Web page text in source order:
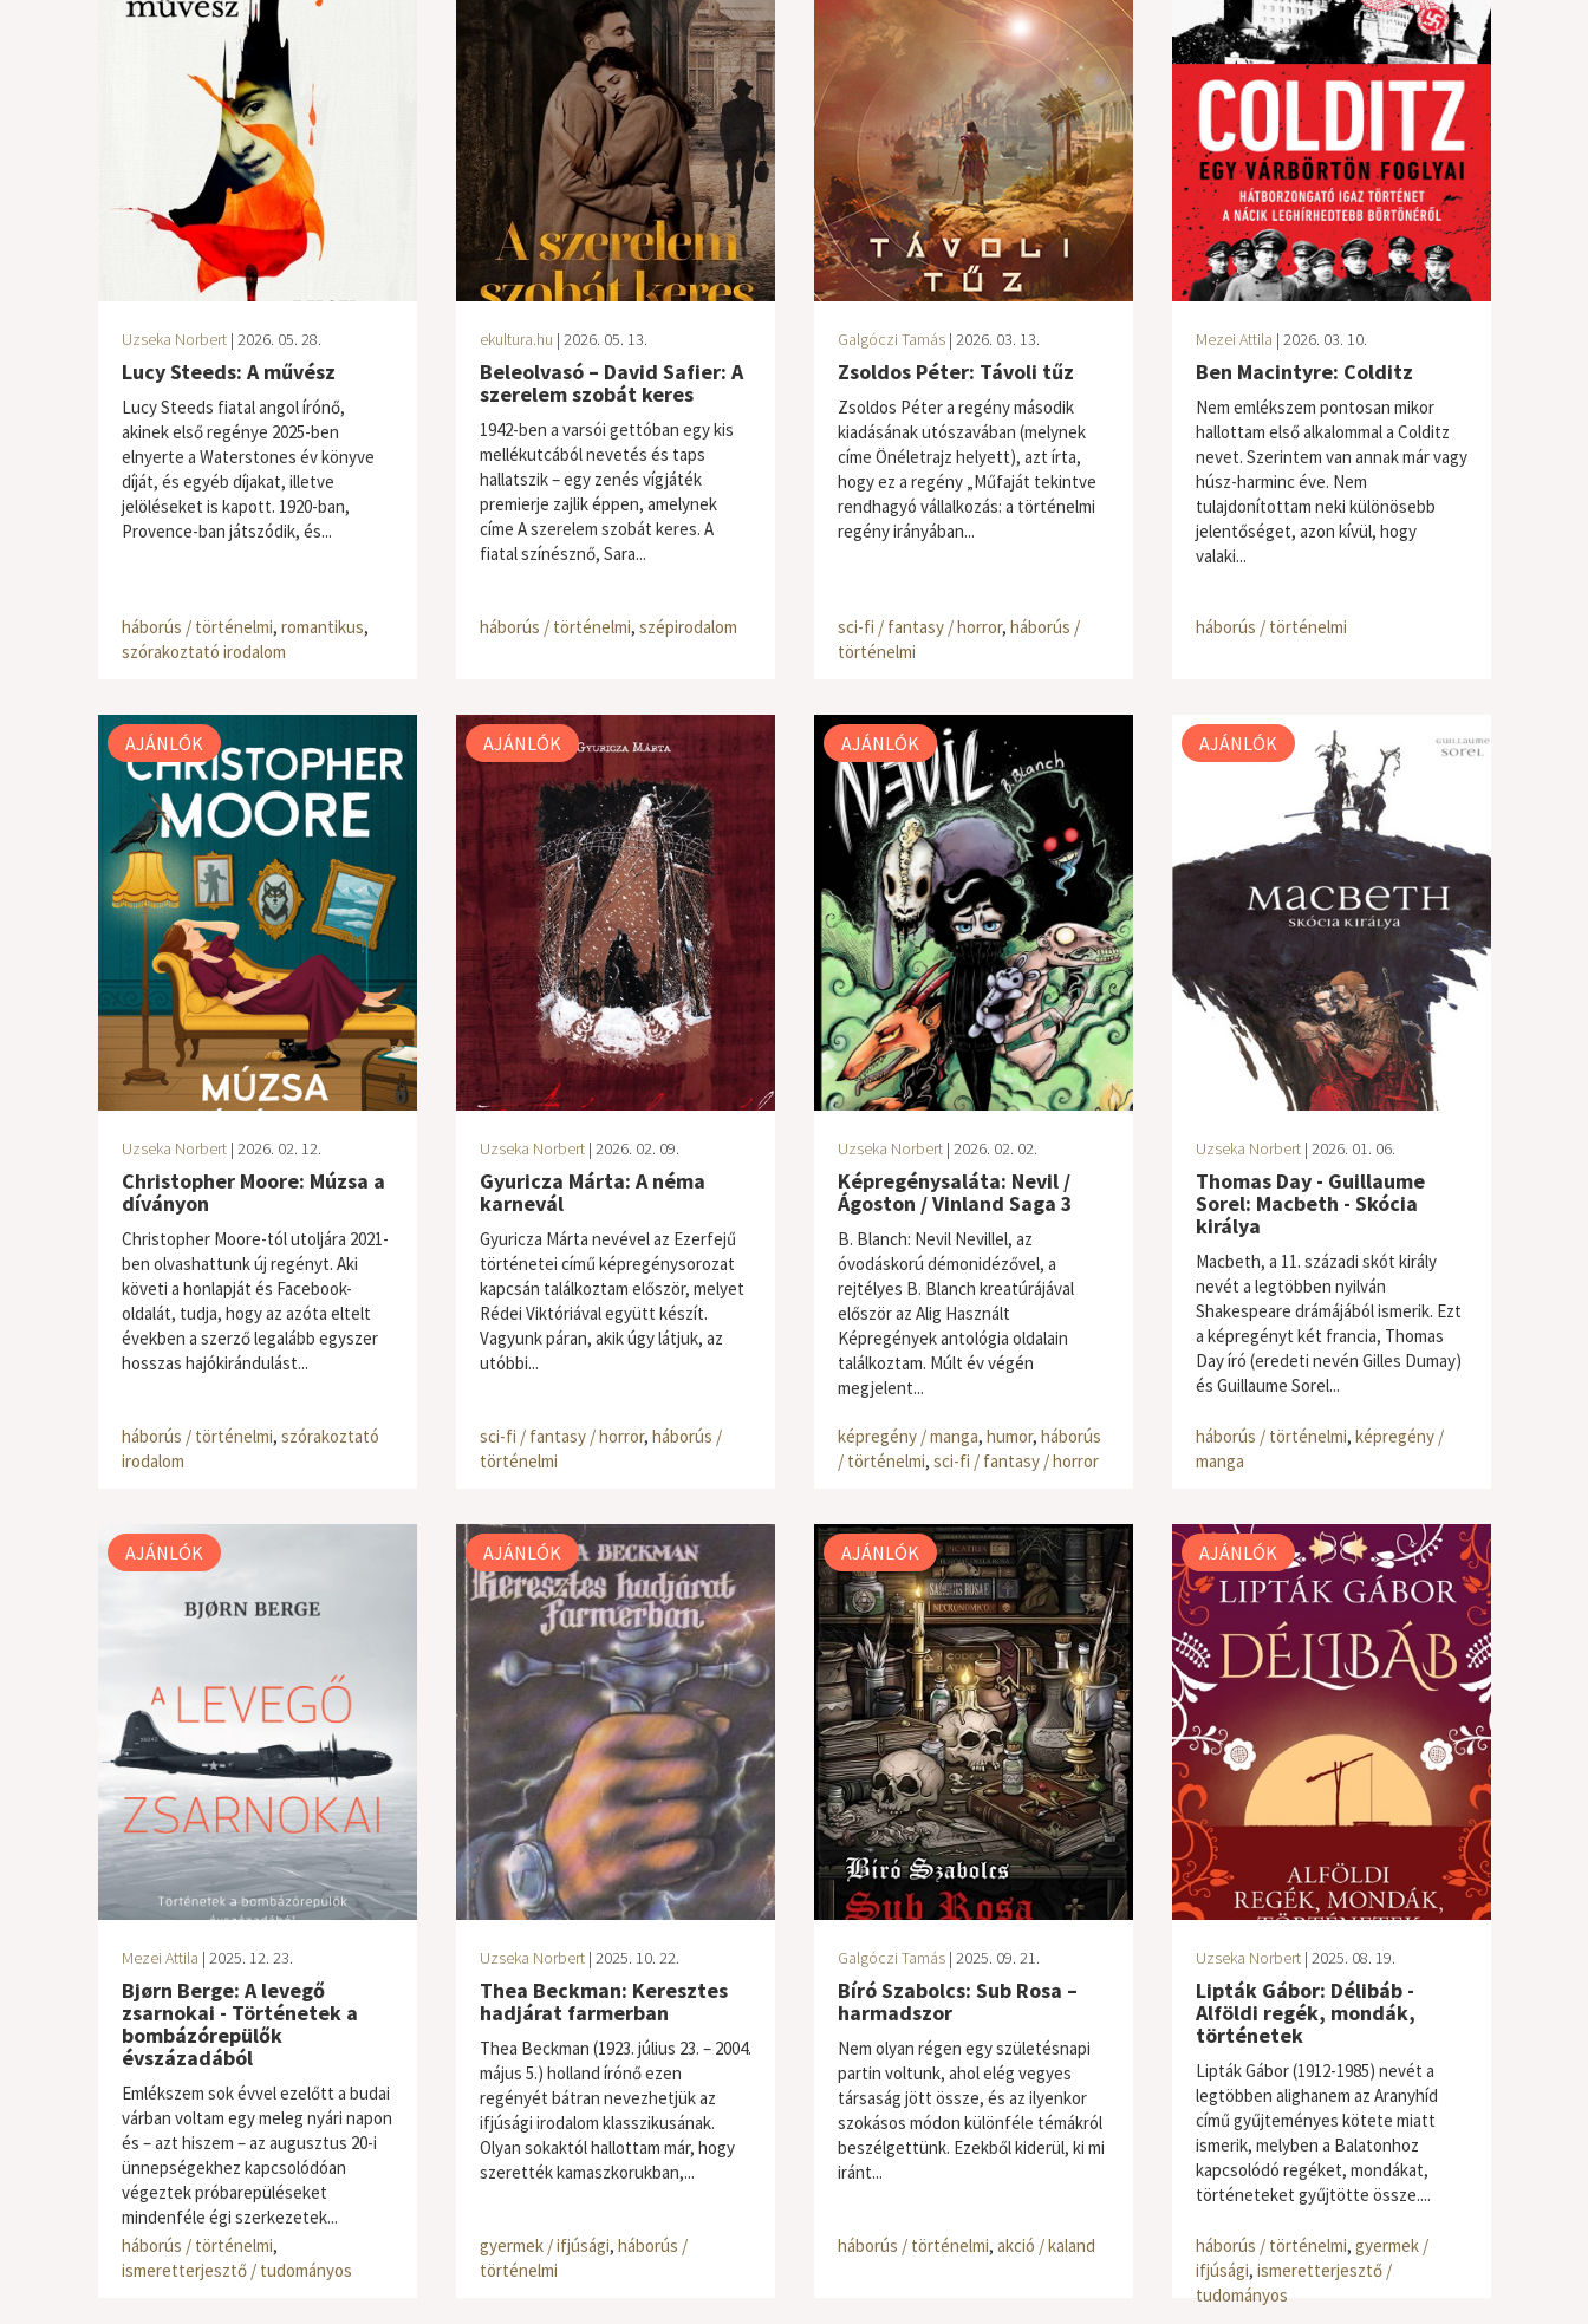
Uzseka Norbert| 2026. 05. 28.
Lucy Steeds: A művész
Lucy Steeds fiatal angol írónő,
akinek első regénye 2025-ben
elnyerte a Waterstones év könyve
díját, és egyéb díjakat, illetve
jelöléseket is kapott. 1920-ban,
Provence-ban játszódik, és...
háborús / történelmi, romantikus,
szórakoztató irodalom
ekultura.hu | 2026. 05. 13.
Beleolvasó – David Safier: A
szerelem szobát keres
1942-ben a varsói gettóban egy kis
mellékutcából nevetés és taps
hallatszik – egy zenés vígjáték
premierje zajlik éppen, amelynek
címe A szerelem szobát keres. A
fiatal színésznő, Sara...
háborús / történelmi, szépirodalom
Galgóczi Tamás| 2026. 03. 13.
Zsoldos Péter: Távoli tűz
Zsoldos Péter a regény második
kiadásának utószavában (melynek
címe Önéletrajz helyett), azt írta,
hogy ez a regény „Műfaját tekintve
rendhagyó vállalkozás: a történelmi
regény irányában...
sci-fi / fantasy / horror, háborús /
történelmi
Mezei Attila | 2026. 03. 10.
Ben Macintyre: Colditz
Nem emlékszem pontosan mikor
hallottam első alkalommal a Colditz
nevet. Szerintem van annak már vagy
húsz-harminc éve. Nem
tulajdonítottam neki különösebb
jelentőséget, azon kívül, hogy
valaki...
háborús / történelmi
AJÁNLÓK
Uzseka Norbert| 2026. 02. 12.
Christopher Moore: Múzsa a
díványon
Christopher Moore-tól utoljára 2021-
ben olvashattunk új regényt. Aki
követi a honlapját és Facebook-
oldalát, tudja, hogy az azóta eltelt
években a szerző legalább egyszer
hosszas hajókirándulást...
háborús / történelmi, szórakoztató
irodalom
AJÁNLÓK
Uzseka Norbert| 2026. 02. 09.
Gyuricza Márta: A néma
karnevál
Gyuricza Márta nevével az Ezerfejű
történetei című képregénysorozat
kapcsán találkoztam először, melyet
Rédei Viktóriával együtt készít.
Vagyunk páran, akik úgy látjuk, az
utóbbi...
sci-fi / fantasy / horror, háborús /
történelmi
AJÁNLÓK
Uzseka Norbert| 2026. 02. 02.
Képregénysaláta: Nevil /
Ágoston / Vinland Saga 3
B. Blanch: Nevil Nevillel, az
óvodáskorú démonidézővel, a
rejtélyes B. Blanch kreatúrájával
először az Alig Használt
Képregények antológia oldalain
találkoztam. Múlt év végén
megjelent...
képregény / manga, humor, háborús
/ történelmi, sci-fi / fantasy / horror
AJÁNLÓK
Uzseka Norbert| 2026. 01. 06.
Thomas Day - Guillaume
Sorel: Macbeth - Skócia
királya
Macbeth, a 11. századi skót király
nevét a legtöbben nyilván
Shakespeare drámájából ismerik. Ezt
a képregényt két francia, Thomas
Day író (eredeti nevén Gilles Dumay)
és Guillaume Sorel...
háborús / történelmi, képregény /
manga
AJÁNLÓK
Mezei Attila | 2025. 12. 23.
Bjørn Berge: A levegő
zsarnokai - Történetek a
bombázórepülők
évszázadából
Emlékszem sok évvel ezelőtt a budai
várban voltam egy meleg nyári napon
és – azt hiszem – az augusztus 20-i
ünnepségekhez kapcsolódóan
végeztek próbarepüléseket
mindenféle égi szerkezetek...
háborús / történelmi,
ismeretterjesztő / tudományos
AJÁNLÓK
Uzseka Norbert| 2025. 10. 22.
Thea Beckman: Keresztes
hadjárat farmerban
Thea Beckman (1923. július 23. – 2004.
május 5.) holland írónő ezen
regényét bátran nevezhetjük az
ifjúsági irodalom klasszikusának.
Olyan sokaktól hallottam már, hogy
szerették kamaszkorukban,...
gyermek / ifjúsági, háborús /
történelmi
AJÁNLÓK
Galgóczi Tamás| 2025. 09. 21.
Bíró Szabolcs: Sub Rosa –
harmadszor
Nem olyan régen egy születésnapi
partin voltunk, ahol elég vegyes
társaság jött össze, és az ilyenkor
szokásos módon különféle témákról
beszélgettünk. Ezekből kiderül, ki mi
iránt...
háborús / történelmi, akció / kaland
AJÁNLÓK
Uzseka Norbert| 2025. 08. 19.
Lipták Gábor: Délibáb -
Alföldi regék, mondák,
történetek
Lipták Gábor (1912-1985) nevét a
legtöbben alighanem az Aranyhíd
című gyűjteményes kötete miatt
ismerik, melyben a Balatonhoz
kapcsolódó regéket, mondákat,
történeteket gyűjtötte össze....
háborús / történelmi, gyermek /
ifjúsági, ismeretterjesztő /
tudományos